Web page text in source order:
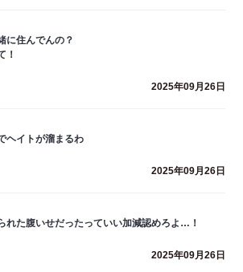
に住んでんの？
！
2025年09月26日
ヘイトが溜まるわ
2025年09月26日
れた腹いせだったっていい加減認めろよ…！
2025年09月26日